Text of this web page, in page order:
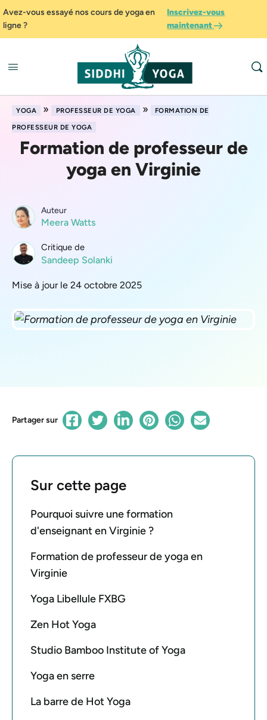
Avez-vous essayé nos cours de yoga en
ligne ?
Inscrivez-vous
maintenant
YOGA » PROFESSEUR DE YOGA »
FORMATION DE
PROFESSEUR DE YOGA
Formation de professeur de
yoga en Virginie
Auteur
Meera Watts
Critique de
Sandeep Solanki
Mise à jour le 24 octobre 2025
Partager sur
Sur cette page
Pourquoi suivre une formation
d'enseignant en Virginie ?
Formation de professeur de yoga en
Virginie
Yoga Libellule FXBG
Zen Hot Yoga
Studio Bamboo Institute of Yoga
Yoga en serre
La barre de Hot Yoga